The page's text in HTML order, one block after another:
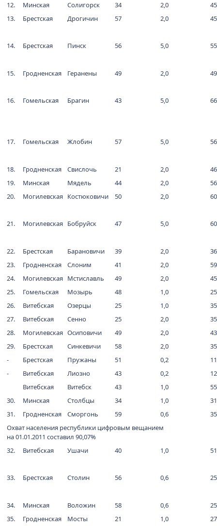
12.
Минская Солигорск 34 2,0
45
13.
Брестская Дрогичин 57 2,0
14. Брестская Пинск 56 5,0 55
15. Гродненская Геранены 49 2,0 49
16. Гомельская Брагин 43 5,0 66
17. Гомельская Жлобин 57 5,0 56
18. Гродненская Свислочь 21 2,0
46
19.
Минская Мядель 44 2,0
56
20.
Могилевская Костюковичи 50 2,0 60
21. Могилевская Бобруйск 47 5,0 60
22. Брестская Барановичи 39 2,0
36
23.
Гродненская Слоним 41 2,0
59
24.
Могилевская Мстиславль 49 2,0
45
25.
Гомельская Мозырь 48 1,0
25
26.
Витебская Озерцы 25 1,0
27.
Витебская Сенно 25 2,0
35
28.
Могилевская Осиповичи 49 2,0
43
29.
Брестская Синкевичи 58 2,0
-
Брестская Пружаны 51 0,2
11
-
Витебская Лиозно 43 0,2
12
Витебская
Витебск 43 1,0
55
30.
Минская Столбцы 34 1,0
31
31.
Гродненская Сморгонь 59 0,6
Охват населения республики цифровым вещанием
на 01.01.2011 составил 90,07%
32.
Витебская Ушачи 40 1,0 51
33. Брестская Столин 56 0,6 25
34. Минская Воложин 58 0,6
25
35.
Гродненская Мосты 21 1,0